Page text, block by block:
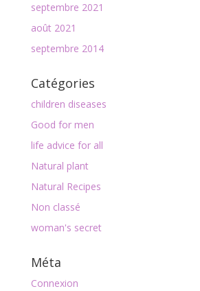
septembre 2021
août 2021
septembre 2014
Catégories
children diseases
Good for men
life advice for all
Natural plant
Natural Recipes
Non classé
woman's secret
Méta
Connexion